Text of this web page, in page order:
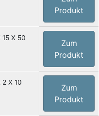
Produkt
15 X 50
Zum
Produkt
2 X 10
Zum
Produkt